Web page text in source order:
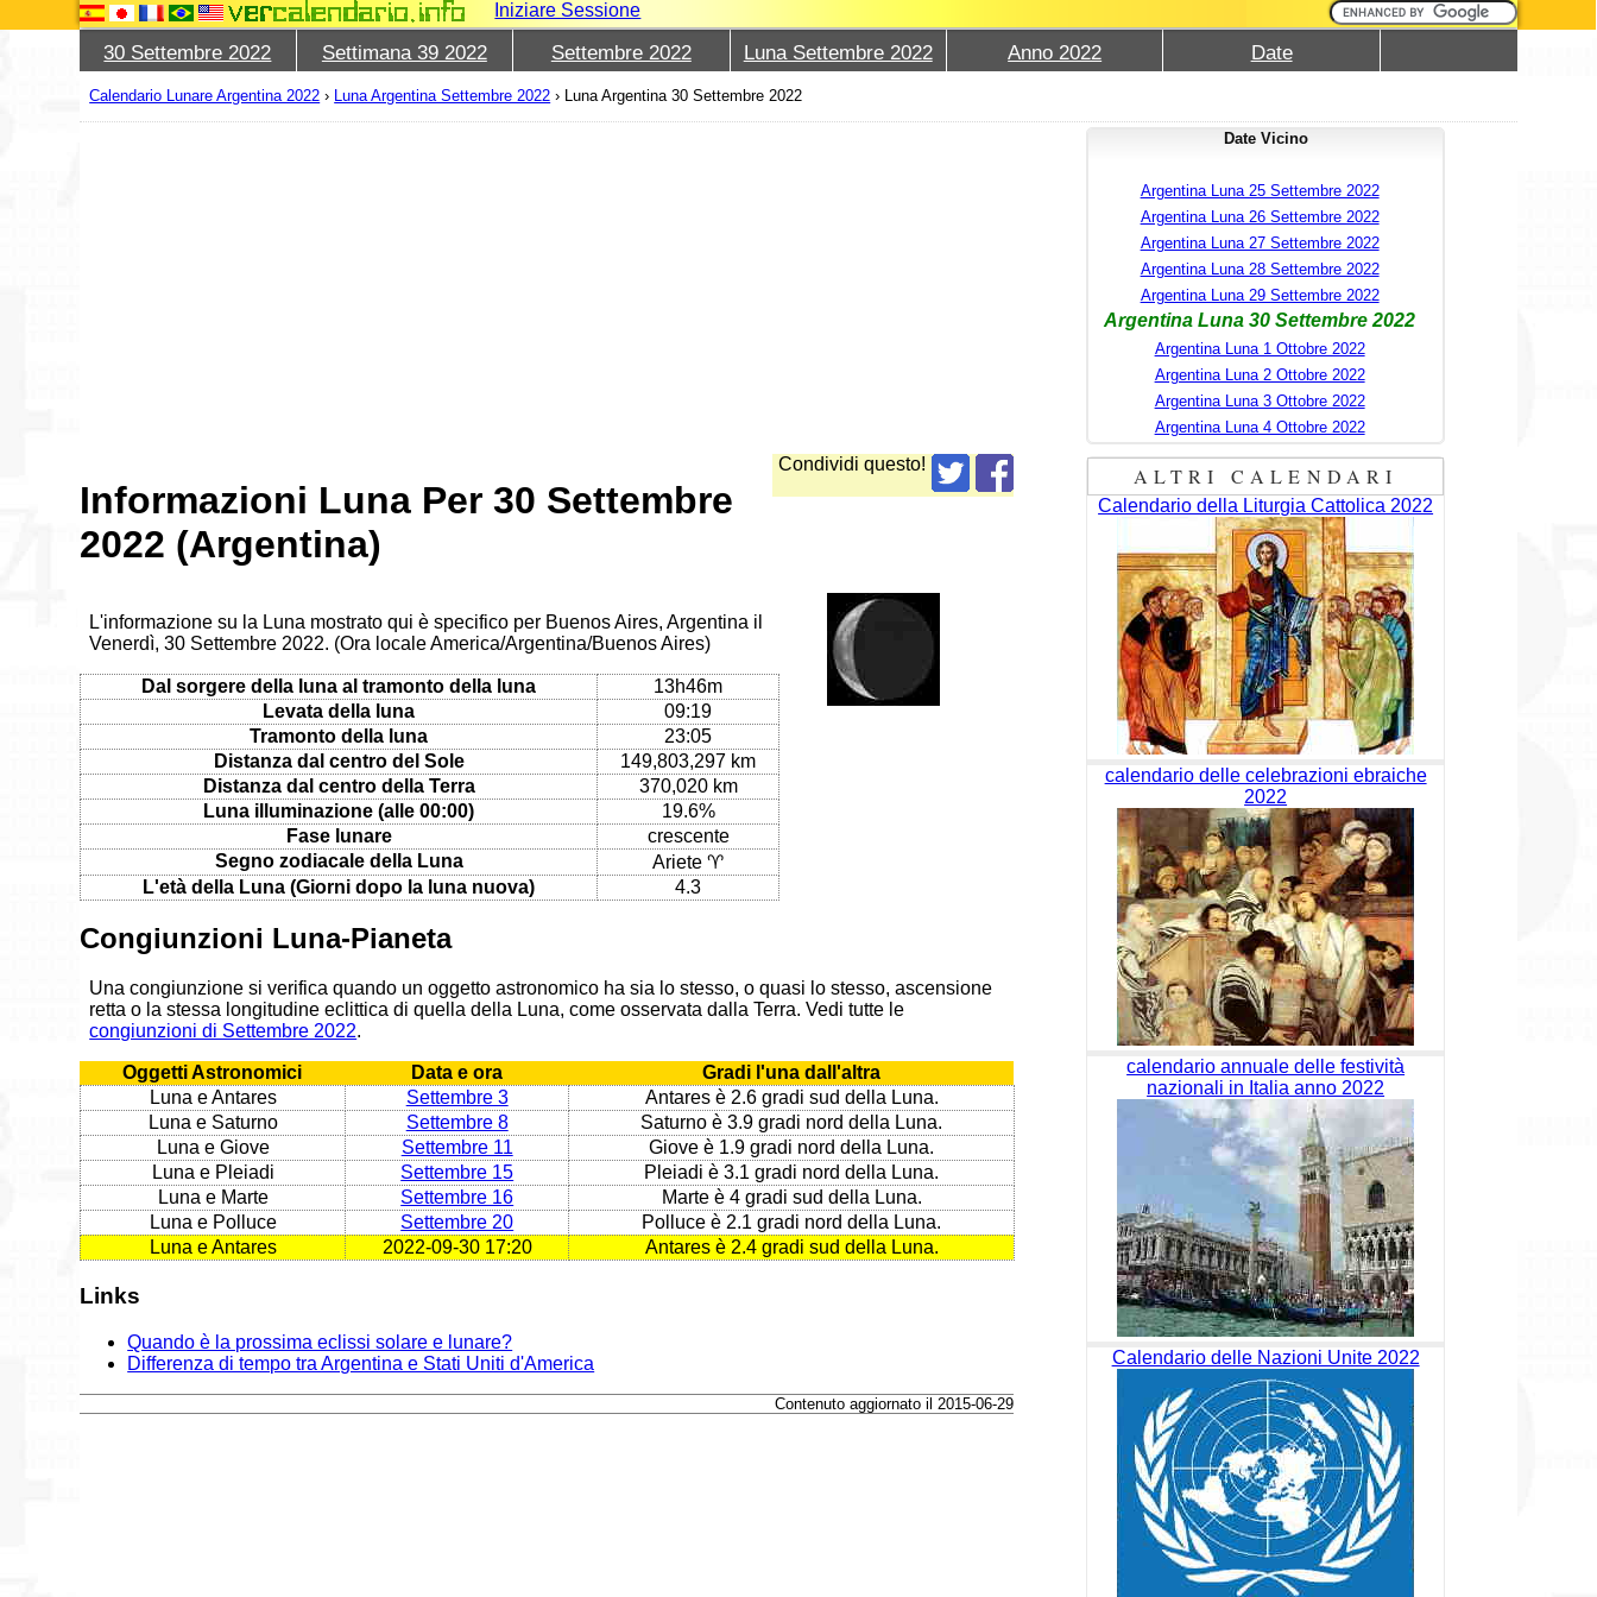
Iniziare Sessione
30 Settembre 2022 Settimana 39 2022 Settembre 2022 Luna Settembre 2022 Anno 2022 Date
Calendario Lunare Argentina 2022 › Luna Argentina Settembre 2022 › Luna Argentina 30 Settembre 2022
Condividi questo!
Informazioni Luna Per 30 Settembre
2022 (Argentina)
L'informazione su la Luna mostrato qui è specifico per Buenos Aires, Argentina il
Venerdì, 30 Settembre 2022. (Ora locale America/Argentina/Buenos Aires)
Dal sorgere della luna al tramonto della luna
13h46m
Levata della luna
09:19
Tramonto della luna
23:05
Distanza dal centro del Sole
149,803,297 km
Distanza dal centro della Terra
370,020 km
Luna illuminazione (alle 00:00)
19.6%
Fase lunare
crescente
Segno zodiacale della Luna
Ariete ♈
L'età della Luna (Giorni dopo la luna nuova)
4.3
Congiunzioni Luna-Pianeta
Una congiunzione si verifica quando un oggetto astronomico ha sia lo stesso, o quasi lo stesso, ascensione
retta o la stessa longitudine eclittica di quella della Luna, come osservata dalla Terra. Vedi tutte le
congiunzioni di Settembre 2022.
Oggetti Astronomici Data e ora
Gradi l'una dall'altra
Luna e Antares
Settembre 3
Antares è 2.6 gradi sud della Luna.
Luna e Saturno
Settembre 8
Saturno è 3.9 gradi nord della Luna.
Luna e Giove
Settembre 11
Giove è 1.9 gradi nord della Luna.
Luna e Pleiadi
Settembre 15
Pleiadi è 3.1 gradi nord della Luna.
Luna e Marte
Settembre 16
Marte è 4 gradi sud della Luna.
Luna e Polluce
Settembre 20
Polluce è 2.1 gradi nord della Luna.
Luna e Antares
2022-09-30 17:20 Antares è 2.4 gradi sud della Luna.
Links
Quando è la prossima eclissi solare e lunare?
Differenza di tempo tra Argentina e Stati Uniti d'America
Contenuto aggiornato il 2015-06-29
Date Vicino
Argentina Luna 25 Settembre 2022
Argentina Luna 26 Settembre 2022
Argentina Luna 27 Settembre 2022
Argentina Luna 28 Settembre 2022
Argentina Luna 29 Settembre 2022
Argentina Luna 30 Settembre 2022
Argentina Luna 1 Ottobre 2022
Argentina Luna 2 Ottobre 2022
Argentina Luna 3 Ottobre 2022
Argentina Luna 4 Ottobre 2022
ALTRI CALENDARI
Calendario della Liturgia Cattolica 2022
calendario delle celebrazioni ebraiche
2022
calendario annuale delle festività
nazionali in Italia anno 2022
Calendario delle Nazioni Unite 2022